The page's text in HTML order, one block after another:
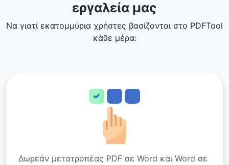
εργαλεία μας
Να γιατί εκατομμύρια χρήστες βασίζονται στο PDFTool
κάθε μέρα:
Δωρεάν μετατροπέας PDF σε Word και Word σε